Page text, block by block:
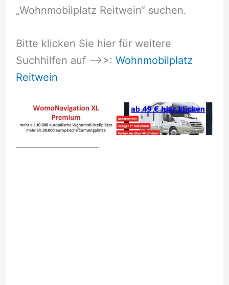
„Wohnmobilplatz Reitwein“ suchen.
Bitte klicken Sie hier für weitere
Suchhilfen auf –>>: Wohnmobilplatz
Reitwein